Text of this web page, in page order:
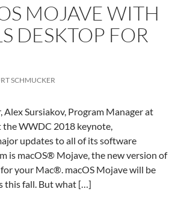
MOJAVE WITH
DESKTOP FOR
SCHMUCKER
Alex Sursiakov, Program Manager at
the WWDC 2018 keynote,
updates to all of its software
is macOS® Mojave, the new version of
your Mac®. macOS Mojave will be
this fall. But what […]